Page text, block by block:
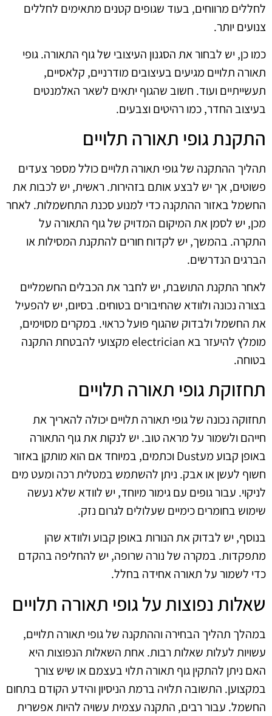
לחללים מרווחים, בעוד שגופים קטנים מתאימים לחללים
צנועים יותר.
כמו כן, יש לבחור את הסגנון העיצובי של גוף התאורה. גופי
תאורה תלויים מגיעים בעיצובים מודרניים, קלאסיים,
תעשייתיים ועוד. חשוב שהגוף יתאים לשאר האלמנטים
בעיצוב החדר, כמו רהיטים וצבעים.
התקנת גופי תאורה תלויים
תהליך ההתקנה של גופי תאורה תלויים כולל מספר צעדים
פשוטים, אך יש לבצע אותם בזהירות. ראשית, יש לכבות את
החשמל באזור ההתקנה כדי למנוע סכנת התחשמלות. לאחר
מכן, יש לסמן את המיקום המדויק של גוף התאורה על
התקרה. בהמשך, יש לקדוח חורים להתקנת המסילות או
הברגים הנדרשים.
לאחר התקנת התושבת, יש לחבר את הכבלים החשמליים
בצורה נכונה ולוודא שהחיבורים בטוחים. בסיום, יש להפעיל
את החשמל ולבדוק שהגוף פועל כראוי. במקרים מסוימים,
מומלץ להיעזר בא electrician מקצועי להבטחת התקנה
בטוחה.
תחזוקת גופי תאורה תלויים
תחזוקה נכונה של גופי תאורה תלויים יכולה להאריך את
חייהם ולשמור על מראה טוב. יש לנקות את גוף התאורה
באופן קבוע מעDust וכתמים, במיוחד אם הוא מותקן באזור
חשוף לעשן או אבק. ניתן להשתמש במטלית רכה ומעט מים
לניקוי. עבור גופים עם גימור מיוחד, יש לוודא שלא נעשה
שימוש בחומרים כימיים שעלולים לגרום נזק.
בנוסף, יש לבדוק את הנורות באופן קבוע ולוודא שהן
מתפקדות. במקרה של נורה שרופה, יש להחליפה בהקדם
כדי לשמור על תאורה אחידה בחלל.
שאלות נפוצות על גופי תאורה תלויים
במהלך תהליך הבחירה וההתקנה של גופי תאורה תלויים,
עשויות לעלות שאלות רבות. אחת השאלות הנפוצות היא
האם ניתן להתקין גוף תאורה תלוי בעצמם או שיש צורך
במקצוען. התשובה תלויה ברמת הניסיון והידע הקודם בתחום
החשמל. עבור רבים, התקנה עצמית עשויה להיות אפשרית